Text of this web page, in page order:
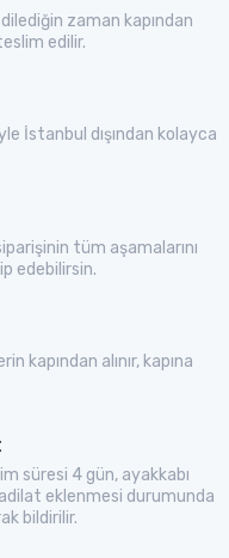
zaman kapından
edilir.
İstanbul dışından kolayca
tüm aşamalarını
edebilirsin.
kapından alınır, kapına
süresi 4 gün, ayakkabı
eklenmesi durumunda
bildirilir.